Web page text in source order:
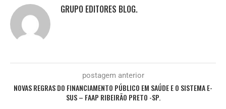
GRUPO EDITORES BLOG.
postagem anterior
NOVAS REGRAS DO FINANCIAMENTO PÚBLICO EM SAÚDE E O SISTEMA E-
SUS – FAAP RIBEIRÃO PRETO -SP.